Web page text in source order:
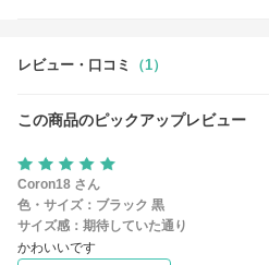
レビュー・口コミ （1）
この商品のピックアップレビュー
Coron18 さん
色・サイズ： ブラック 黒
サイズ感： 期待していた通り
かわいいです